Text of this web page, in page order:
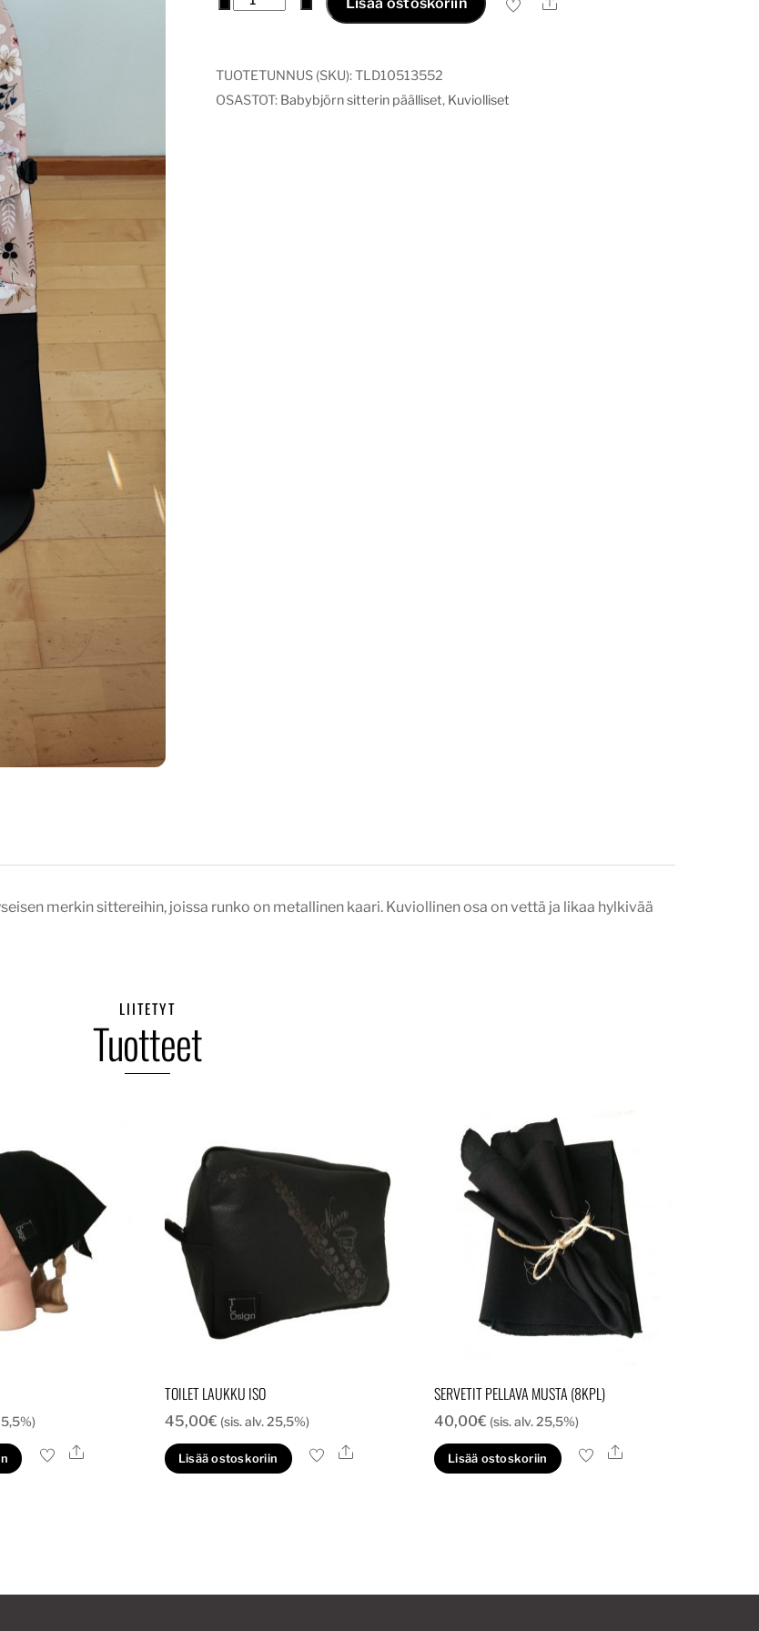
flowers
määrä
TUOTETUNNUS (SKU):TLD10513552
OSASTOT: Babybjörn sitterin päälliset, Kuviolliset
merkin sittereihin, joissa runko on metallinen kaari. Kuviollinen osa on vettä ja likaa hylkivää
LIITETYT
Tuotteet
Ale
TOILET LAUKKU ISO
45,00€ (sis. alv. 25,5%)
Lisää ostoskoriin Ale
SERVETIT PELLAVA MUSTA (8KPL)
40,00€ (sis. alv. 25,5%)
Lisää ostoskoriin Ale